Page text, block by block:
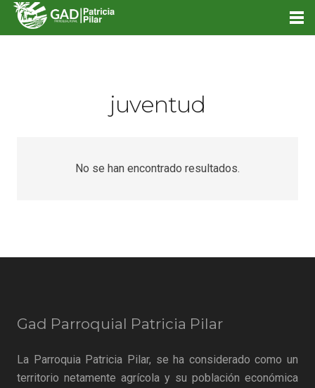
juventud
No se han encontrado resultados.
Gad Parroquial Patricia Pilar
La Parroquia Patricia Pilar, se ha considerado como un
territorio netamente agrícola y su población económica